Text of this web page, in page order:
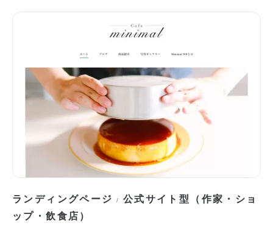
ランディングページ / 公式サイト型（作家・ショ
ップ・飲食店）